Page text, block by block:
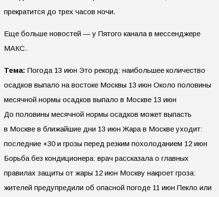
прекратится до трех часов ночи.
Еще больше новостей — у Пятого канала в мессенджере
МАКС.
Тема: Погода 13 июн Это рекорд: наибольшее количество
осадков выпало на востоке Москвы 13 июн Около половины
месячной нормы осадков выпало в Москве 13 июн
До половины месячной нормы осадков может выпасть
в Москве в ближайшие дни 13 июн Жара в Москве уходит:
последние +30 и грозы перед резким похолоданием 12 июн
Борьба без кондиционера: врач рассказала о главных
правилах защиты от жары 12 июн Москву накроет гроза:
жителей предупредили об опасной погоде 11 июн Пекло или